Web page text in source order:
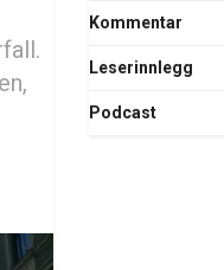
Kommentar
Leserinnlegg
Podcast